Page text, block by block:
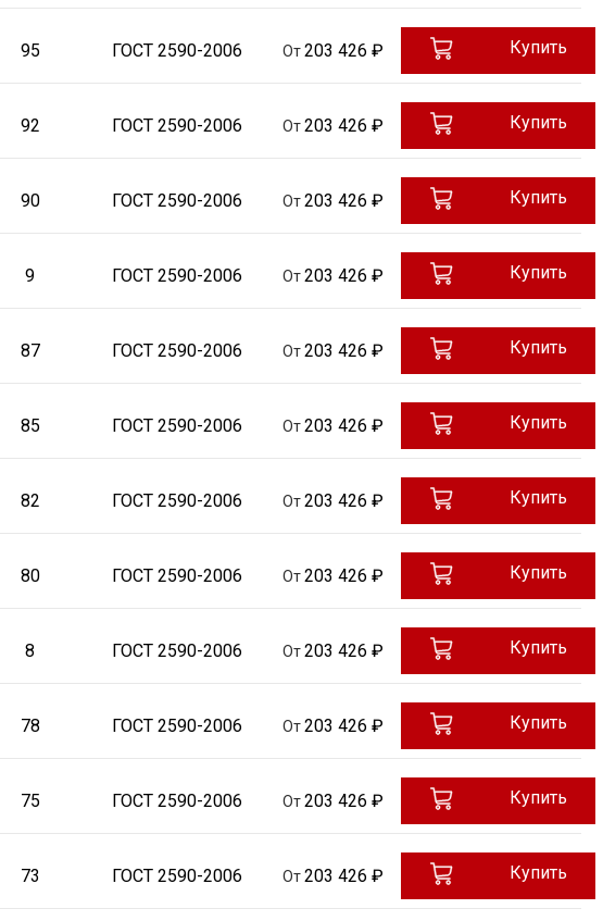
95 ГОСТ 2590-2006 От 203 426 ₽ Купить
92 ГОСТ 2590-2006 От 203 426 ₽ Купить
90 ГОСТ 2590-2006 От 203 426 ₽ Купить
9 ГОСТ 2590-2006 От 203 426 ₽ Купить
87 ГОСТ 2590-2006 От 203 426 ₽ Купить
85 ГОСТ 2590-2006 От 203 426 ₽ Купить
82 ГОСТ 2590-2006 От 203 426 ₽ Купить
80 ГОСТ 2590-2006 От 203 426 ₽ Купить
8 ГОСТ 2590-2006 От 203 426 ₽ Купить
78 ГОСТ 2590-2006 От 203 426 ₽ Купить
75 ГОСТ 2590-2006 От 203 426 ₽ Купить
73 ГОСТ 2590-2006 От 203 426 ₽ Купить